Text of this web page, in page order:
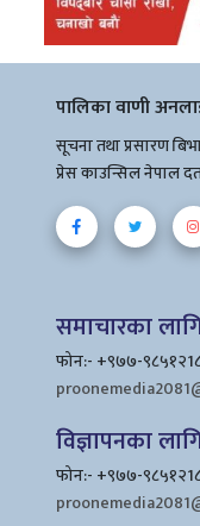
पालिका वाणी
सूचना तथा प्रसारण
प्रेस काउन्सिल नेपाल
समाचारका
फोन:- +९७७-
विज्ञापनका
फोन:- +९७७-